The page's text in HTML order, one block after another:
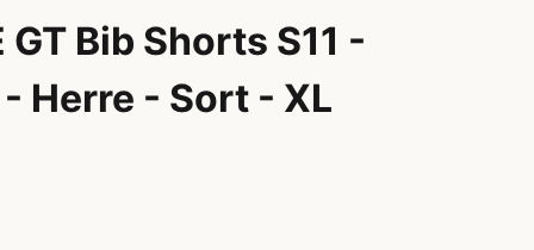
Bib Shorts S11 -
Herre - Sort - XL